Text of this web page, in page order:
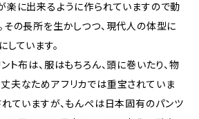
楽に出来るように作られていますので動
その長所を生かしつつ、現代人の体型に
ています。
ト布は、服はもちろん、頭に巻いたり、物
夫なためアフリカでは重宝されていま
れていますが、もんぺは日本固有のパンツ